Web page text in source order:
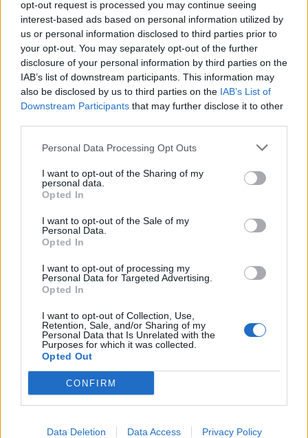
opt-out request is processed you may continue seeing
interest-based ads based on personal information utilized by
us or personal information disclosed to third parties prior to
your opt-out. You may separately opt-out of the further
disclosure of your personal information by third parties on the
IAB’s list of downstream participants. This information may
also be disclosed by us to third parties on the IAB’s List of
Downstream Participants that may further disclose it to other
Personal Data Processing Opt Outs
I want to opt-out of the Sharing of my
personal data.
Opted In
I want to opt-out of the Sale of my
Personal Data.
Opted In
I want to opt-out of processing my
Personal Data for Targeted Advertising.
Opted In
I want to opt-out of Collection, Use,
Retention, Sale, and/or Sharing of my
Personal Data that Is Unrelated with the
Purposes for which it was collected.
Opted Out
CONFIRM
Data Deletion Data Access Privacy Policy
une configuration souvent associée à l’isolement, aux
doutes et à la perte de structure.
Depuis 2023, le Bélier traverse ainsi une phase de
déconstruction profonde. Une période silencieuse mais
essentielle, où l’on défait l’ancien avant de pouvoir bâtir
quelque chose de plus solide. Rien de spectaculaire, mais
un travail intérieur de fond, parfois inconfortable.